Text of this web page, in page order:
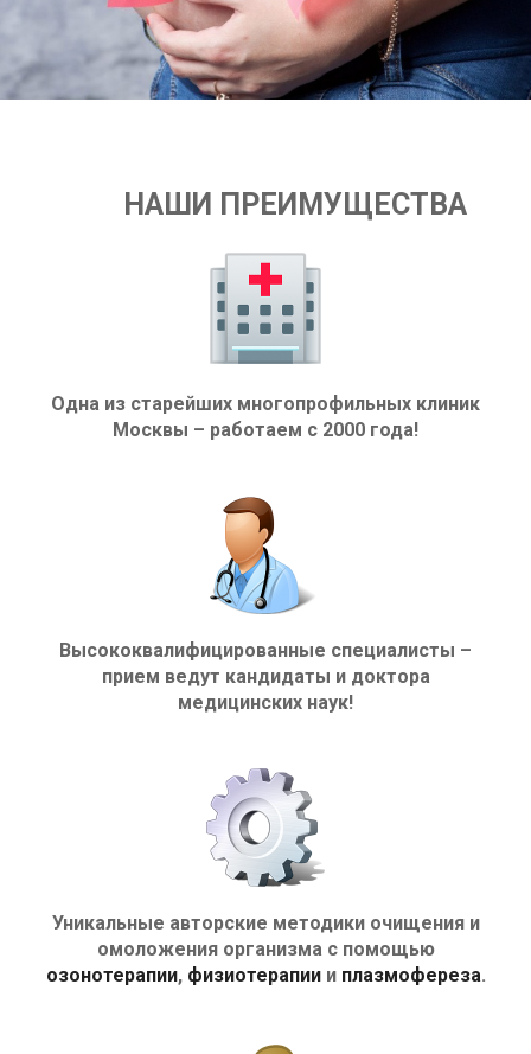
НАШИ ПРЕИМУЩЕСТВА
Одна из старейших многопрофильных клиник
Москвы – работаем с 2000 года!
Высококвалифицированные специалисты –
прием ведут кандидаты и доктора
медицинских наук!
Уникальные авторские методики очищения и
омоложения организма с помощью
озонотерапии, физиотерапиии плазмофереза.